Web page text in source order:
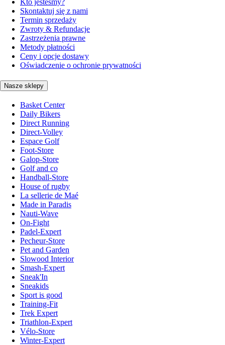
Kto jesteśmy?
Skontaktuj się z nami
Termin sprzedaży
Zwroty & Refundacje
Zastrzeżenia prawne
Metody płatności
Ceny i opcje dostawy
Oświadczenie o ochronie prywatności
Nasze sklepy
Basket Center
Daily Bikers
Direct Running
Direct-Volley
Espace Golf
Foot-Store
Galop-Store
Golf and co
Handball-Store
House of rugby
La sellerie de Maé
Made in Paradis
Nauti-Wave
On-Fight
Padel-Expert
Pecheur-Store
Pet and Garden
Slowood Interior
Smash-Expert
Sneak'In
Sneakids
Sport is good
Training-Fit
Trek Expert
Triathlon-Expert
Vélo-Store
Winter-Expert